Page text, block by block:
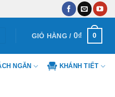
GIỎ HÀNG / 0₫ 0
NGĂN KHÁNH TIẾT